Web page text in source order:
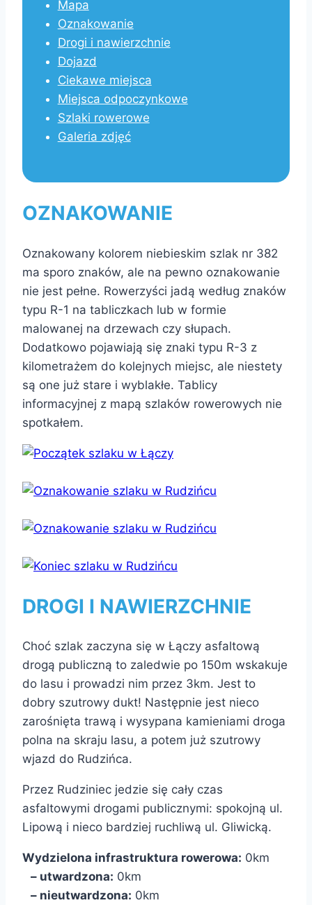
Mapa
Oznakowanie
Drogi i nawierzchnie
Dojazd
Ciekawe miejsca
Miejsca odpoczynkowe
Szlaki rowerowe
Galeria zdjęć
OZNAKOWANIE
Oznakowany kolorem niebieskim szlak nr 382
ma sporo znaków, ale na pewno oznakowanie
nie jest pełne. Rowerzyści jadą według znaków
typu R-1 na tabliczkach lub w formie
malowanej na drzewach czy słupach.
Dodatkowo pojawiają się znaki typu R-3 z
kilometrażem do kolejnych miejsc, ale niestety
są one już stare i wyblakłe. Tablicy
informacyjnej z mapą szlaków rowerowych nie
spotkałem.
DROGI I NAWIERZCHNIE
Choć szlak zaczyna się w Łączy asfaltową
drogą publiczną to zaledwie po 150m wskakuje
do lasu i prowadzi nim przez 3km. Jest to
dobry szutrowy dukt! Następnie jest nieco
zarośnięta trawą i wysypana kamieniami droga
polna na skraju lasu, a potem już szutrowy
wjazd do Rudzińca.
Przez Rudziniec jedzie się cały czas
asfaltowymi drogami publicznymi: spokojną ul.
Lipową i nieco bardziej ruchliwą ul. Gliwicką.
Wydzielona infrastruktura rowerowa: 0km
– utwardzona: 0km
– nieutwardzona: 0km